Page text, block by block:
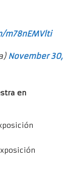
m78nEMVlti
November 30,
en